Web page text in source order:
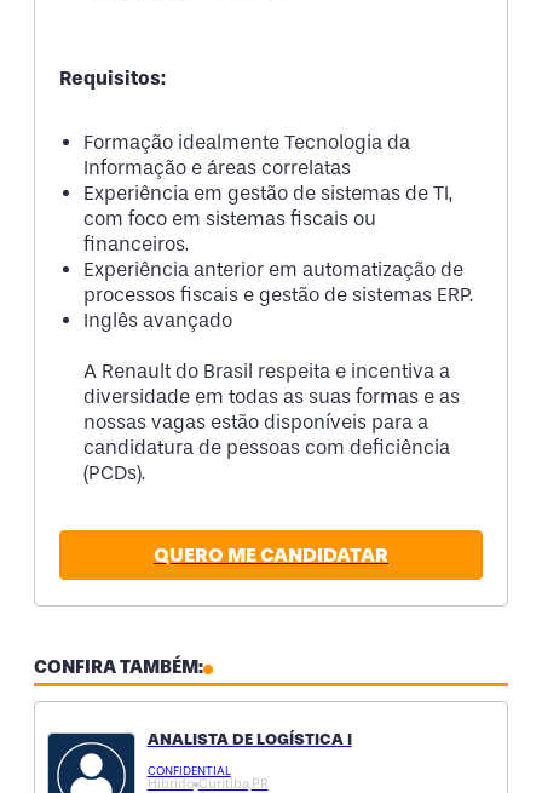
Requisitos:
Formação idealmente Tecnologia da
Informação e áreas correlatas
Experiência em gestão de sistemas de TI,
com foco em sistemas fiscais ou
financeiros.
Experiência anterior em automatização de
processos fiscais e gestão de sistemas ERP.
Inglês avançado
A Renault do Brasil respeita e incentiva a
diversidade em todas as suas formas e as
nossas vagas estão disponíveis para a
candidatura de pessoas com deficiência
(PCDs).
QUERO ME CANDIDATAR
CONFIRA TAMBÉM:
ANALISTA DE LOGÍSTICA I
CONFIDENTIAL
Hibrido Curitiba,PR